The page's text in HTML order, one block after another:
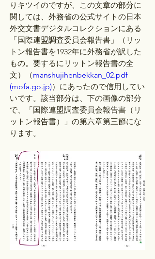
りキツイのですが、この文章の部分に
関しては、外務省の公式サイトの日本
外交文書デジタルコレクションにある
「国際連盟調査委員会報告書」（リッ
トン報告書を1932年に外務省が訳した
もの。要するにリットン報告書の全
文）（manshujihenbekkan_02.pdf
(mofa.go.jp)）にあったので信用してい
いです。該当部分は、下の画像の部分
で、「国際連盟調査委員会報告書（リ
ットン報告書）」の第六章第三節にな
ります。